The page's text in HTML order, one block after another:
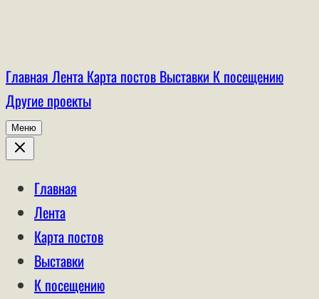
Главная Лента Карта постов Выставки К посещению
Другие проекты
Меню
Главная
Лента
Карта постов
Выставки
К посещению